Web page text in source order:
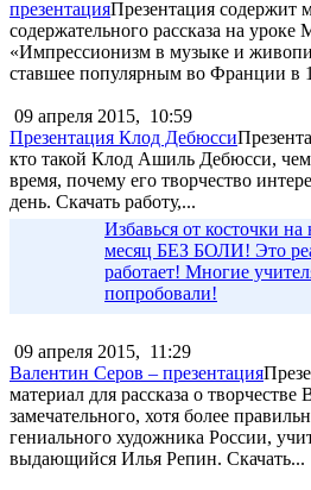
презентацияПрезентация содержит
содержательного рассказа на
«Импрессионизм в музыке и
ставшее популярным во Франции в
09 апреля 2015, 10:59
Презентация Клод Дебюсси
кто такой Клод Ашиль Дебюсси, чем
время, почему его творчество
день. Скачать работу,...
Избавься от косточки на
месяц БЕЗ БОЛИ! Это
работает! Многие
попробовали!
09 апреля 2015, 11:29
Валентин Серов – презентация
материал для рассказа о творчестве
замечательного, хотя более
гениального художника России,
выдающийся Илья Репин. Скачать...